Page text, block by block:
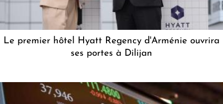
Le premier hôtel Hyatt Regency d'Arménie ouvrira
ses portes à Dilijan